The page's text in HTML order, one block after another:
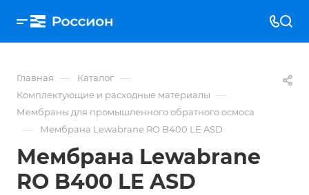
Главная — Каталог —
Комплектующие и расходные материалы —
Мембраны для промышленного обратного осмоса
— Мембрана Lewabrane RO B400 LE ASD
Мембрана Lewabrane
RO B400 LE ASD